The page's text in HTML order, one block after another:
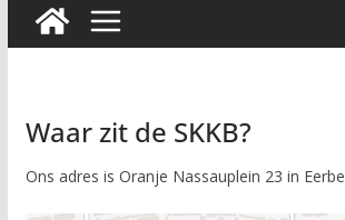
Waar zit de SKKB?
Ons adres is Oranje Nassauplein 23 in